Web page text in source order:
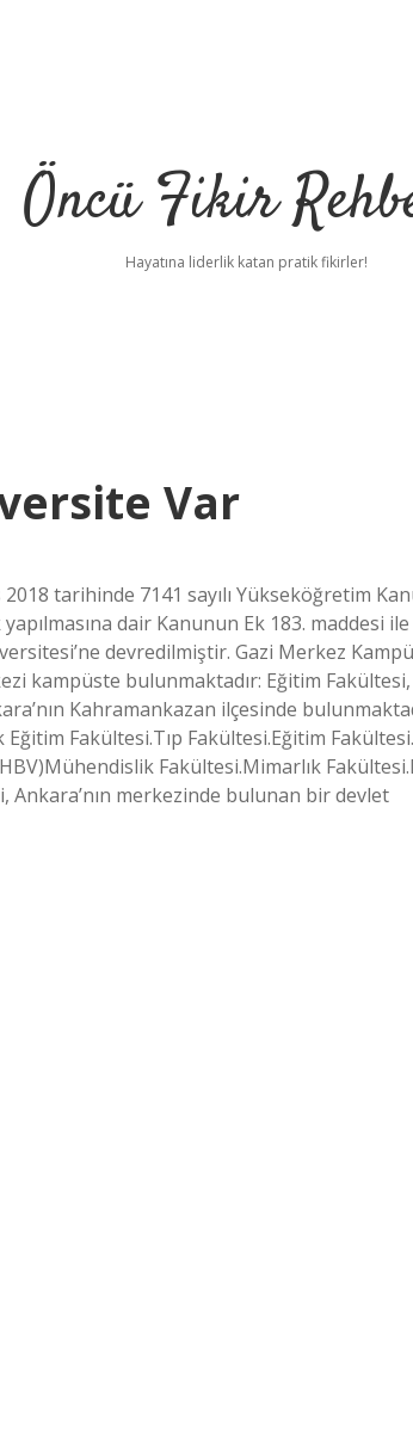
Öncü Fikir
Hayatına liderlik katan pratik fikirler!
Var
tarihinde 7141 sayılı Yükseköğretim
dair Kanunun Ek 183. maddesi ile
devredilmiştir. Gazi Merkez
kampüste bulunmaktadır: Eğitim Fakültesi,
Kahramankazan ilçesinde
Fakültesi.Tıp Fakültesi.Eğitim
Fakültesi.Mimarlık
Ankara’nın merkezinde bulunan bir devlet